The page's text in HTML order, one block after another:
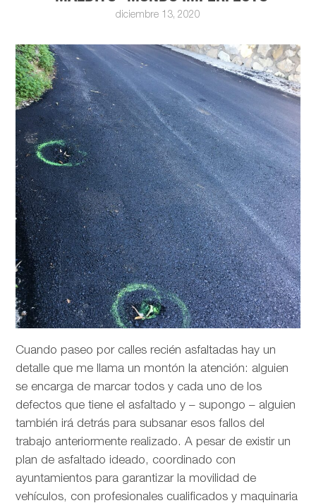
diciembre 13, 2020
Cuando paseo por calles recién asfaltadas hay un
detalle que me llama un montón la atención: alguien
se encarga de marcar todos y cada uno de los
defectos que tiene el asfaltado y – supongo – alguien
también irá detrás para subsanar esos fallos del
trabajo anteriormente realizado. A pesar de existir un
plan de asfaltado ideado, coordinado con
ayuntamientos para garantizar la movilidad de
vehículos, con profesionales cualificados y maquinaria